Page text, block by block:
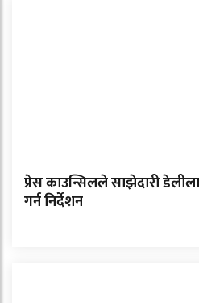
प्रेस काउन्सिलले साझेदारी
गर्न निर्देशन